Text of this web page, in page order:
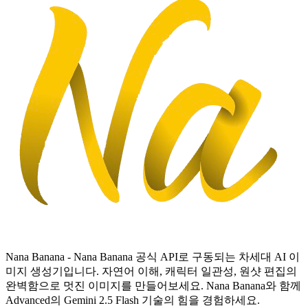
Nana Banana - Nana Banana 공식 API로 구동되는 차세대 AI 이
미지 생성기입니다. 자연어 이해, 캐릭터 일관성, 원샷 편집의
완벽함으로 멋진 이미지를 만들어보세요. Nana Banana와 함께
Advanced의 Gemini 2.5 Flash 기술의 힘을 경험하세요.